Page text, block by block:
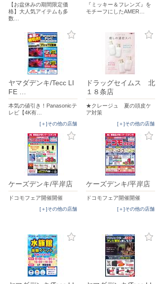
【お盆休みの期間限定価
格】大人気アイテムも多
数…
『ミッキー＆フレンズ』を
モチーフにしたAMER…
ヤマダデンキ/Tecc LI
FE …
本気の値引き！Panasonicテ
レビ【4K有…
[＋]その他の店舗
ドラッグセイムス 北
１８条店
★クレージュ 夏の頭皮ケ
ア対策
[＋]その他の店舗
ケーズデンキ/平岸店
ドコモフェア開催開催
[＋]その他の店舗
ケーズデンキ/平岸店
ドコモフェア開催開催
[＋]その他の店舗